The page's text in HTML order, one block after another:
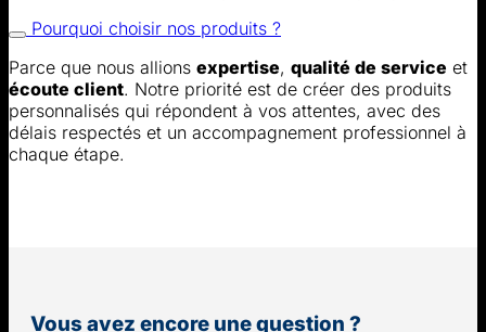
Pourquoi choisir nos produits ?
Parce que nous allions expertise, qualité de service et
écoute client. Notre priorité est de créer des produits
personnalisés qui répondent à vos attentes, avec des
délais respectés et un accompagnement professionnel à
chaque étape.
Vous avez encore une question ?